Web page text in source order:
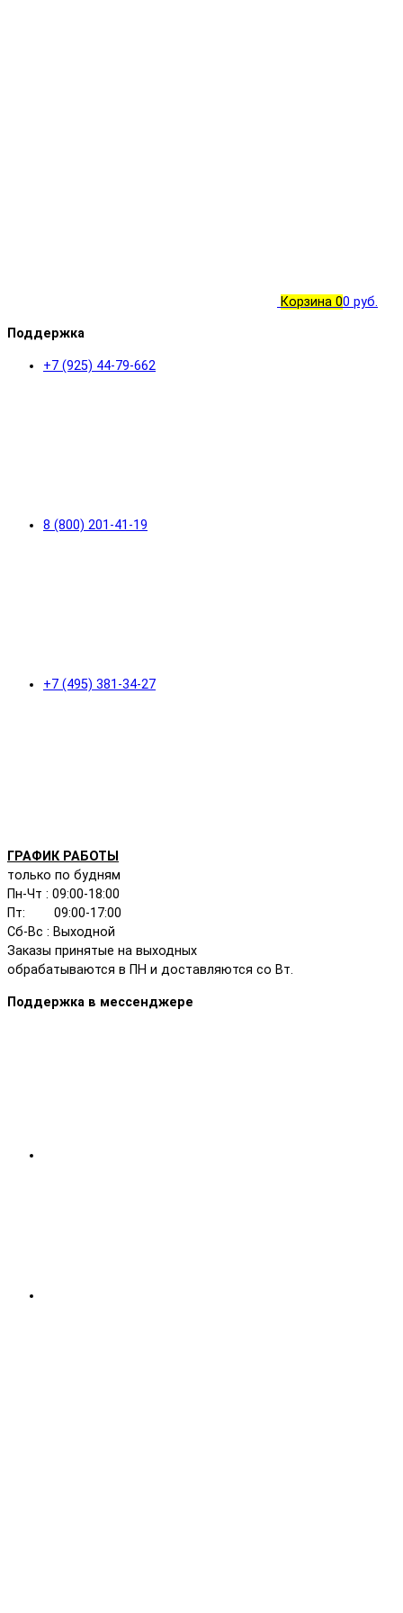
Корзина 00 руб.
Поддержка
+7 (925) 44-79-662
8 (800) 201-41-19
+7 (495) 381-34-27
ГРАФИК РАБОТЫ
только по будням
Пн-Чт : 09:00-18:00
Пт: 09:00-17:00
Сб-Вс : Выходной
Заказы принятые на выходных
обрабатываются в ПН и доставляются со Вт.
Поддержка в мессенджере